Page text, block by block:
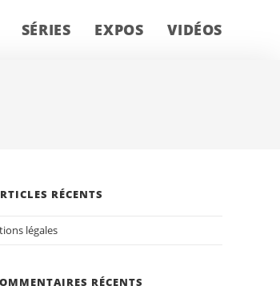
SÉRIES EXPOS VIDÉOS
RÉCENTS
légales
RÉCENTS